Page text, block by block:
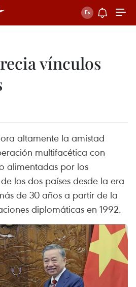
vínculos
altamente la amistad
multifacética con
alimentadas por los
los dos países desde la era
de 30 años a partir de la
diplomáticas en 1992.